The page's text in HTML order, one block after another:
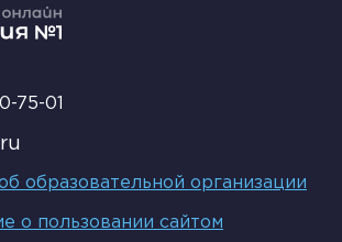
75-01
образовательной организации
о пользовании сайтом